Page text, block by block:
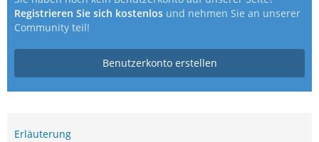
Registrieren Sie sich kostenlos und nehmen Sie an unserer
Community teil!
Benutzerkonto erstellen
Erläuterung